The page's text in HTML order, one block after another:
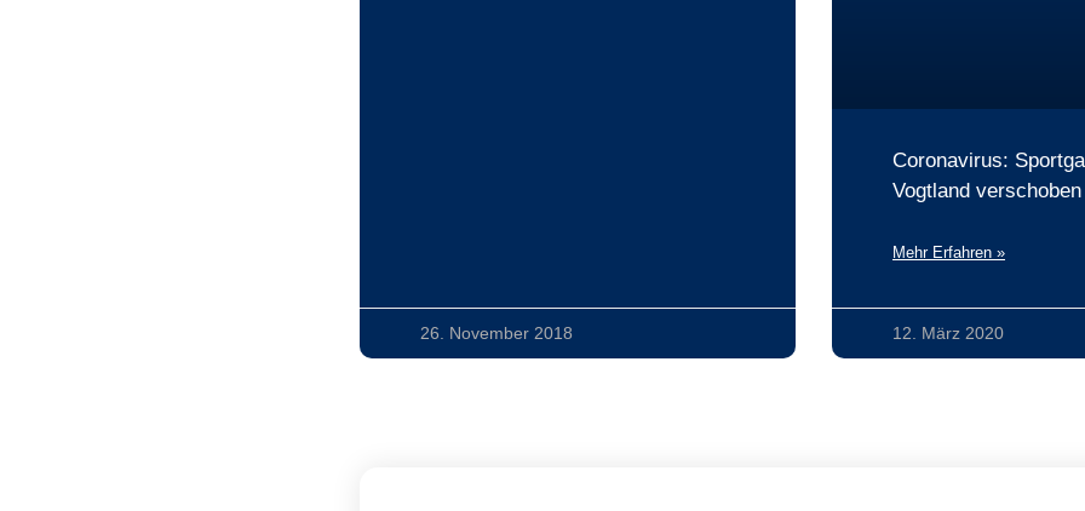
26. November 2018
Coronavirus:
Vogtland verschoben
Mehr Erfahren »
12. März 2020